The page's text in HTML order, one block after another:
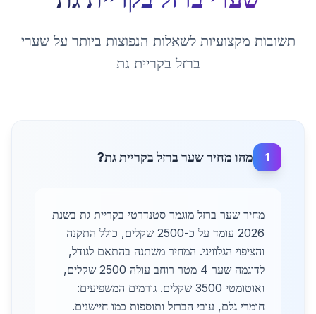
תשובות מקצועיות לשאלות הנפוצות ביותר עלשערי
ברזל בקריית גת
1 מהו מחיר שער ברזל בקריית גת?
מחיר שער ברזל מוגמר סטנדרטי בקריית גת בשנת
2026 עומד על כ-2500 שקלים, כולל התקנה
והציפוי הגלוויני. המחיר משתנה בהתאם לגודל,
לדוגמה שער 4 מטר רוחב עולה 2500 שקלים,
ואוטומטי 3500 שקלים. גורמים המשפיעים:
חומרי גלם, עובי הברזל ותוספות כמו חיישנים.